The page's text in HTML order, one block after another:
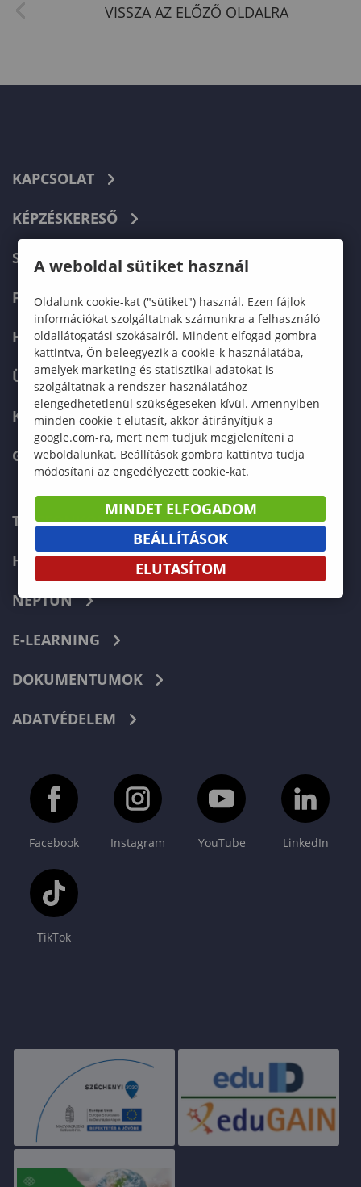
KAPCSOLAT
KÉPZÉSKERESŐ
SZERVEZETI FELÉPÍTÉS
FELVÉTELIZŐKNEK
HALLGATÓKNAK
ÜZLETI PARTNEREKNEK
KARRIER
GREEN UNIVERSITY
TELEFONKÖNYV
HIBABEJELENTÉS
NEPTUN
E-LEARNING
DOKUMENTUMOK
ADATVÉDELEM
Facebook Instagram YouTube LinkedIn
TikTok
A weboldal sütiket használ
Oldalunk cookie-kat ("sütiket") használ. Ezen fájlok
információkat szolgáltatnak számunkra a felhasználó
oldallátogatási szokásairól. Mindent elfogad gombra
kattintva, Ön beleegyezik a cookie-k használatába,
amelyek marketing és statisztikai adatokat is
szolgáltatnak a rendszer használatához
elengedhetetlenül szükségeseken kívül. Amennyiben
minden cookie-t elutasít, akkor átirányítjuk a
google.com-ra, mert nem tudjuk megjeleníteni a
weboldalunkat. Beállítások gombra kattintva tudja
módosítani az engedélyezett cookie-kat.
MINDET ELFOGADOM
BEÁLLÍTÁSOK
ELUTASÍTOM